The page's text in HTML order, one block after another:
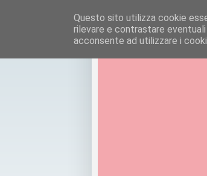
Questo sito utilizza cookie
rilevare e contrastare
acconsente ad utilizzare i